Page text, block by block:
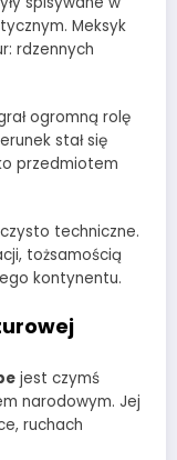
Meksyk
rdzennych
ogromną rolę
stał się
przedmiotem
techniczne.
tożsamością
kontynentu.
jest czymś
narodowym. Jej
ruchach